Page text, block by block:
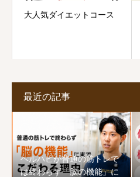
大人気ダイエットコース
最近の記事
ヘルハピが普通の筋トレで
は終わらず「脳の機能」に